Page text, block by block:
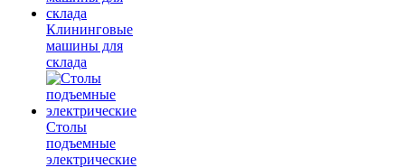
Клининговые
машины для
склада
Столы
подъемные
электрические